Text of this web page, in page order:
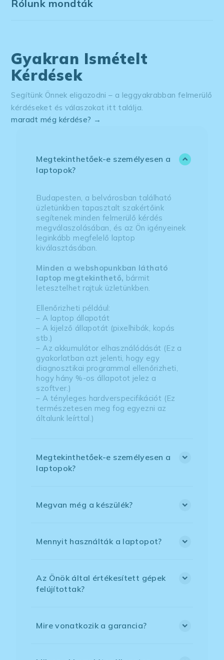
Rólunk mondták
Gyakran Ismételt
Kérdések
Segítünk Önnek eligazodni – a leggyakrabban felmerülő
kérdéseket és válaszokat itt találja.
maradt még kérdése? →
Megtekinthetőek-e személyesen a
laptopok?
Budapesten, a belvárosban található
üzletünkben tapasztalt szakértőink
segítenek minden felmerülő kérdés
megválaszolásában, és az Ön igényeinek
leginkább megfelelő laptop
kiválasztásában.
Minden a webshopunkban látható
laptop megtekinthető, bármit
letesztelhet rajtuk üzletünkben.
Ellenőrizheti például:
– A laptop állapotát
– A kijelző állapotát (pixelhibák, kopás
stb.)
– Az akkumulátor elhasználódását (Ez a
gyakorlatban azt jelenti, hogy egy
diagnosztikai programmal ellenőrizheti,
hogy hány %-os állapotot jelez a
szoftver.)
– A tényleges hardverspecifikációt (Ez
természetesen meg fog egyezni az
általunk leírttal.)
Megtekinthetőek-e személyesen a
laptopok?
Megvan még a készülék?
Mennyit használták a laptopot?
Az Önök által értékesített gépek
felújítottak?
Mire vonatkozik a garancia?